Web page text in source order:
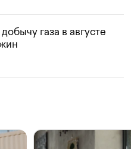
газа в августе